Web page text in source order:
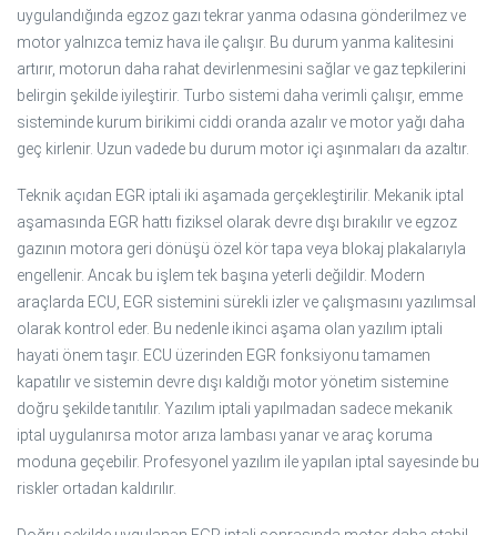
uygulandığında egzoz gazı tekrar yanma odasına gönderilmez ve
motor yalnızca temiz hava ile çalışır. Bu durum yanma kalitesini
artırır, motorun daha rahat devirlenmesini sağlar ve gaz tepkilerini
belirgin şekilde iyileştirir. Turbo sistemi daha verimli çalışır, emme
sisteminde kurum birikimi ciddi oranda azalır ve motor yağı daha
geç kirlenir. Uzun vadede bu durum motor içi aşınmaları da azaltır.
Teknik açıdan EGR iptali iki aşamada gerçekleştirilir. Mekanik iptal
aşamasında EGR hattı fiziksel olarak devre dışı bırakılır ve egzoz
gazının motora geri dönüşü özel kör tapa veya blokaj plakalarıyla
engellenir. Ancak bu işlem tek başına yeterli değildir. Modern
araçlarda ECU, EGR sistemini sürekli izler ve çalışmasını yazılımsal
olarak kontrol eder. Bu nedenle ikinci aşama olan yazılım iptali
hayati önem taşır. ECU üzerinden EGR fonksiyonu tamamen
kapatılır ve sistemin devre dışı kaldığı motor yönetim sistemine
doğru şekilde tanıtılır. Yazılım iptali yapılmadan sadece mekanik
iptal uygulanırsa motor arıza lambası yanar ve araç koruma
moduna geçebilir. Profesyonel yazılım ile yapılan iptal sayesinde bu
riskler ortadan kaldırılır.